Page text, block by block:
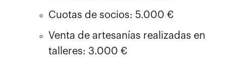
Cuotas de socios: 5.000 €
Venta de artesanías realizadas en
talleres: 3.000 €